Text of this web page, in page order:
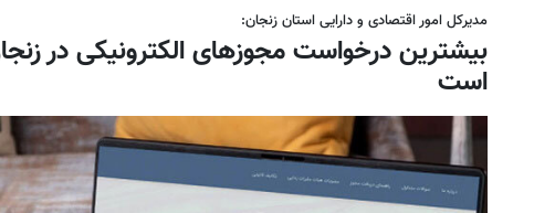
مدیرکل امور اقتصادی و دارایی استان زنجان:
بیشترین درخواست مجوزهای الکترونیکی در
است